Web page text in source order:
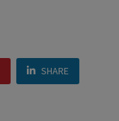
SHARE